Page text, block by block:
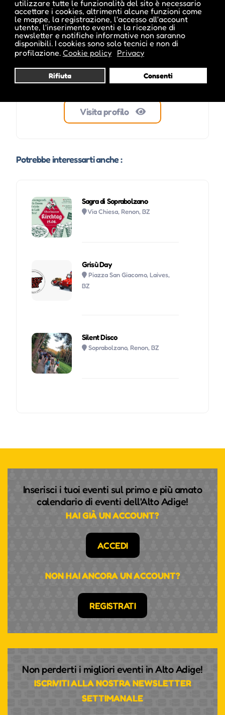
utilizzare tutte le funzionalità del sito è necessario
accettare i cookies, altrimenti alcune funzioni come
le mappe, la registrazione, l'accesso all'account
utente, l'inserimento eventi e la ricezione di
newsletter e notifiche informative non saranno
disponibili. I cookies sono solo tecnici e non di
profilazione. Cookie policy Privacy
Rifiuta Consenti
Visita profilo
Potrebbe interessarti anche :
Sagra di Soprabolzano
Via Chiesa, Renon, BZ
Grisù Day
Piazza San Giacomo, Laives,
BZ
Silent Disco
Soprabolzano, Renon, BZ
Inserisci i tuoi eventi sul primo e più amato
calendario di eventi dell'Alto Adige!
HAI GIÀ UN ACCOUNT?
ACCEDI
NON HAI ANCORA UN ACCOUNT?
REGISTRATI
Non perderti i migliori eventi in Alto Adige!
ISCRIVITI ALLA NOSTRA NEWSLETTER
SETTIMANALE